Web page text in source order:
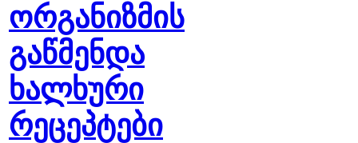
ორგანიზმის
გაწმენდა
ხალხური
რეცეპტები